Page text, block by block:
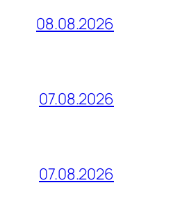
08.08.2026
07.08.2026
07.08.2026